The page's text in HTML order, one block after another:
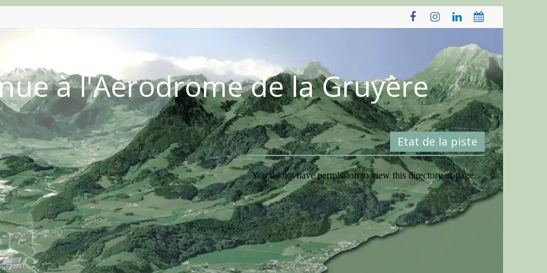
à l'Aérodrome de la Gruyère
Etat de la piste